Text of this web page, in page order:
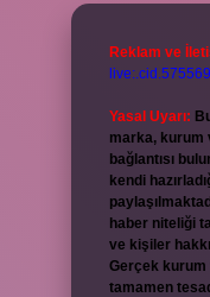
Reklam ve
Yasal Uyarı:
marka, kurum
bağlantısı
kendi
haber niteliği
ve kişiler
Gerçek
tamamen